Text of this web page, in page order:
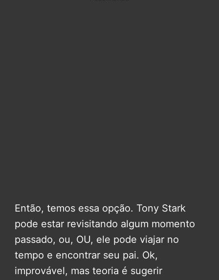
Então, temos essa opção. Tony Stark
pode estar revisitando algum momento
passado, ou, OU, ele pode viajar no
tempo e encontrar seu pai. Ok,
improvável, mas teoria é sugerir